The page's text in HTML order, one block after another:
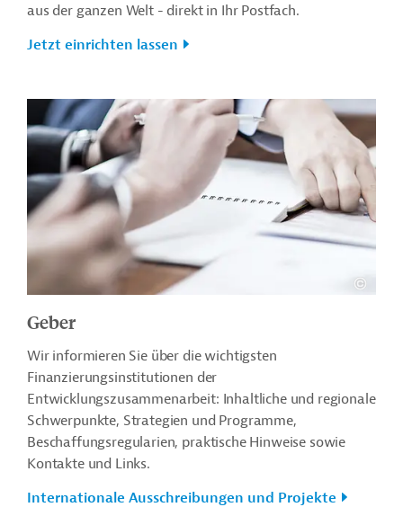
aus der ganzen Welt - direkt in Ihr Postfach.
Jetzt einrichten lassen
Geber
Wir informieren Sie über die wichtigsten
Finanzierungsinstitutionen der
Entwicklungszusammenarbeit: Inhaltliche und regionale
Schwerpunkte, Strategien und Programme,
Beschaffungsregularien, praktische Hinweise sowie
Kontakte und Links.
Internationale Ausschreibungen und Projekte